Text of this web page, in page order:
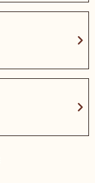
chevron_right
chevron_right